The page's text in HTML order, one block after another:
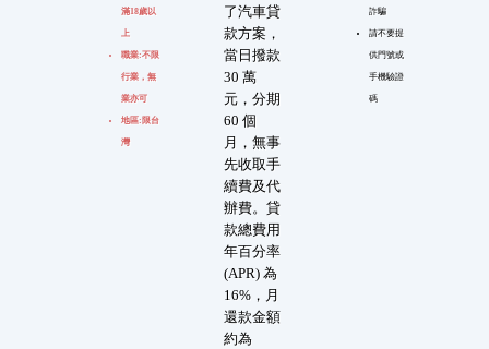
滿18歲以
上
職業:不限
行業，無
業亦可
地區:限台
灣
了汽車貸
款方案，
當日撥款
30 萬
元，分期
60 個
月，無事
先收取手
續費及代
辦費。貸
款總費用
年百分率
(APR) 為
16%，月
還款金額
約為
詐騙
請不要提
供門號或
手機驗證
碼